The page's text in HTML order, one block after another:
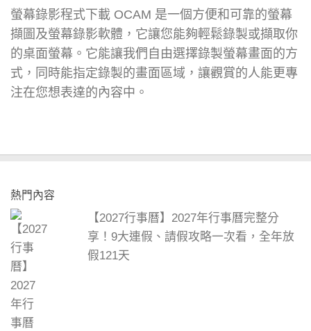
螢幕錄影程式下載 OCAM 是一個方便和可靠的螢幕
擷圖及螢幕錄影軟體，它讓您能夠輕鬆錄製或擷取你
的桌面螢幕。它能讓我們自由選擇錄製螢幕畫面的方
式，同時能指定錄製的畫面區域，讓觀賞的人能更專
注在您想表達的內容中。
熱門內容
【2027行事曆】2027年行事曆完整分
享！9大連假、請假攻略一次看，全年放
假121天